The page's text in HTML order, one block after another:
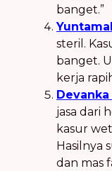
banget.”
steril.
banget.
kerja
jasa dari
kasur
Hasilnya
dan mas